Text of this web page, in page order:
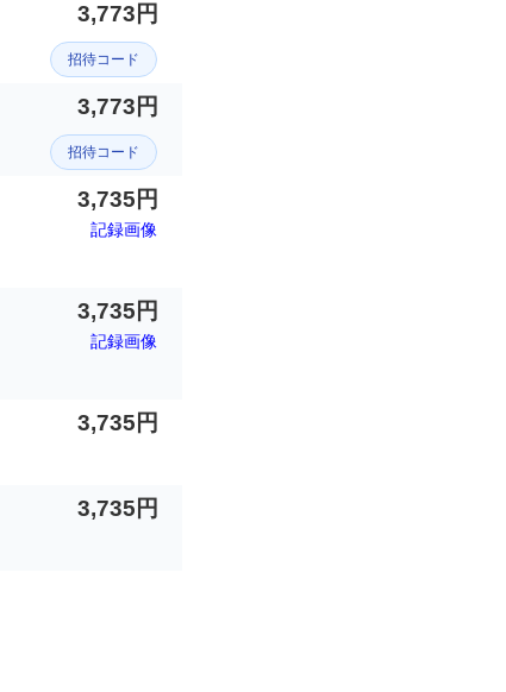
3,773円
招待コード
3,773円
招待コード
3,735円
記録画像
3,735円
記録画像
3,735円
3,735円